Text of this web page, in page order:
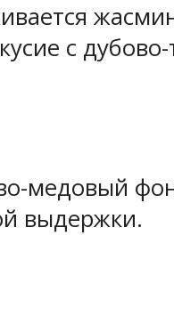
с
медовый
выдержки.